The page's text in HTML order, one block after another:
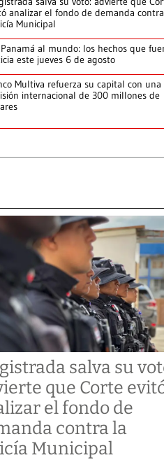
analizar el fondo de demanda
Municipal
al mundo: los hechos que
este jueves 6 de agosto
Multiva refuerza su capital con una
internacional de 300 millones de
salva su
que Corte
el fondo de
contra la
Municipal